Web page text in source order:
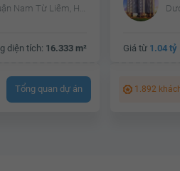
diện tích: 16.333 m²
Tổng quan dự án
Giá từ 1.04 tỷ
1.892